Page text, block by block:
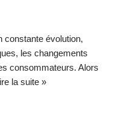
constante évolution,
les changements
consommateurs. Alors
la suite »